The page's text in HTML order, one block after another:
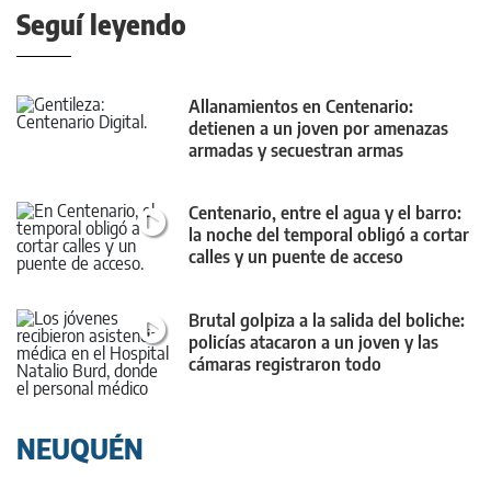
Seguí leyendo
Allanamientos en Centenario:
detienen a un joven por amenazas
armadas y secuestran armas
Centenario, entre el agua y el barro:
la noche del temporal obligó a cortar
calles y un puente de acceso
Brutal golpiza a la salida del boliche:
policías atacaron a un joven y las
cámaras registraron todo
NEUQUÉN